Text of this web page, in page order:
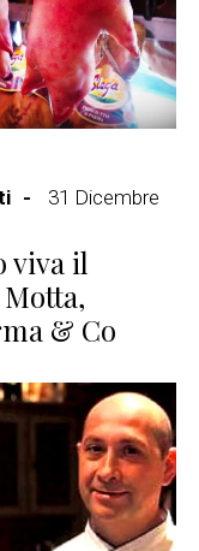
31 Dicembre
viva il
& Co